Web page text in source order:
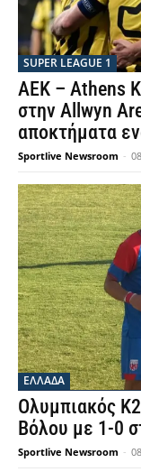
SUPER LEAGUE 1
ΑΕΚ – Athens
στην Allwyn
αποκτήματα
Sportlive Newsroom -
ΕΛΛΑΔΑ
Ολυμπιακός
Βόλου με 1-0
Sportlive Newsroom -